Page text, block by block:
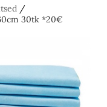
/
30tk *20€